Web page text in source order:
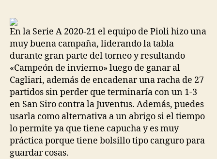
En la Serie A 2020-21 el equipo de Pioli hizo una
muy buena campaña, liderando la tabla
durante gran parte del torneo y resultando
«Campeón de invierno» luego de ganar al
Cagliari, además de encadenar una racha de 27
partidos sin perder que terminaría con un 1-3
en San Siro contra la Juventus. Además, puedes
usarla como alternativa a un abrigo si el tiempo
lo permite ya que tiene capucha y es muy
práctica porque tiene bolsillo tipo canguro para
guardar cosas.